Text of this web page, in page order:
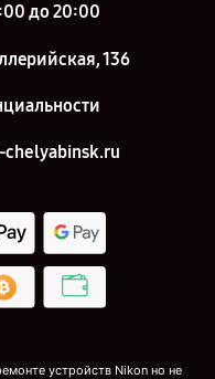
до 20:00
136
устройств Nikon но не